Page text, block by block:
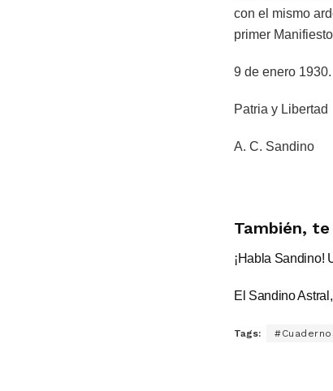
con el mismo
primer
9 de enero 1930.
Patria y Libertad
A. C. Sandino
También,
¡Habla Sandino!
El Sandino
Tags: